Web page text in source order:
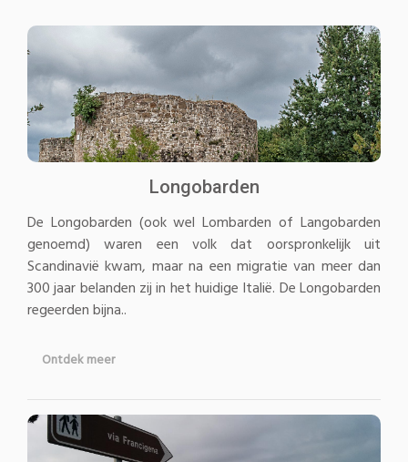
Longobarden
De Longobarden (ook wel Lombarden of Langobarden
genoemd) waren een volk dat oorspronkelijk uit
Scandinavië kwam, maar na een migratie van meer dan
300 jaar belanden zij in het huidige Italië. De Longobarden
regeerden bijna..
Ontdek meer